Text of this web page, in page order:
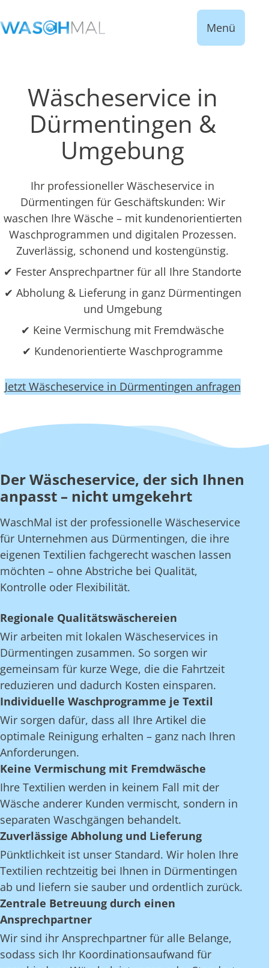
Menü
Wäscheservice in
Dürmentingen &
Umgebung
Ihr professioneller Wäscheservice in
Dürmentingen für Geschäftskunden: Wir
waschen Ihre Wäsche – mit kundenorientierten
Waschprogrammen und digitalen Prozessen.
Zuverlässig, schonend und kostengünstig.
✔ Fester Ansprechpartner für all Ihre Standorte
✔ Abholung & Lieferung in ganz Dürmentingen
und Umgebung
✔ Keine Vermischung mit Fremdwäsche
✔ Kundenorientierte Waschprogramme
Jetzt Wäscheservice in Dürmentingen anfragen
Der Wäscheservice, der sich Ihnen
anpasst – nicht umgekehrt
WaschMal ist der professionelle Wäscheservice
für Unternehmen aus Dürmentingen, die ihre
eigenen Textilien fachgerecht waschen lassen
möchten – ohne Abstriche bei Qualität,
Kontrolle oder Flexibilität.
Regionale Qualitätswäschereien
Wir arbeiten mit lokalen Wäscheservices in
Dürmentingen zusammen. So sorgen wir
gemeinsam für kurze Wege, die die Fahrtzeit
reduzieren und dadurch Kosten einsparen.
Individuelle Waschprogramme je Textil
Wir sorgen dafür, dass all Ihre Artikel die
optimale Reinigung erhalten – ganz nach Ihren
Anforderungen.
Keine Vermischung mit Fremdwäsche
Ihre Textilien werden in keinem Fall mit der
Wäsche anderer Kunden vermischt, sondern in
separaten Waschgängen behandelt.
Zuverlässige Abholung und Lieferung
Pünktlichkeit ist unser Standard. Wir holen Ihre
Textilien rechtzeitig bei Ihnen in Dürmentingen
ab und liefern sie sauber und ordentlich zurück.
Zentrale Betreuung durch einen
Ansprechpartner
Wir sind ihr Ansprechpartner für alle Belange,
sodass sich Ihr Koordinationsaufwand für